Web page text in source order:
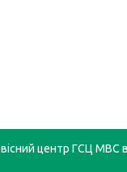
центр ГСЦ МВС в